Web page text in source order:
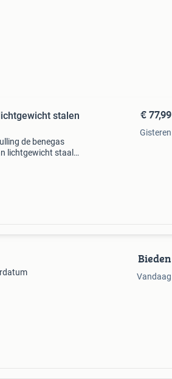
stalen
de benegas
lichtgewicht staal
€ 77,99
Gisteren
Bieden
Vandaag